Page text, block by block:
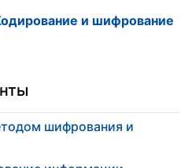
и шифрование
шифрования и